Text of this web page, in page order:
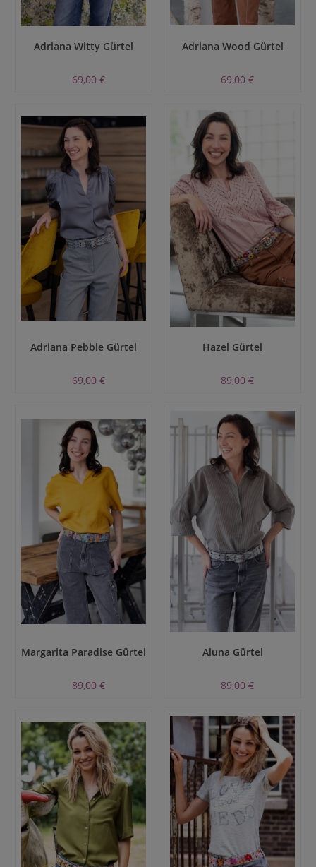
Adriana Witty Gürtel
69,00 €
Adriana Wood Gürtel
69,00 €
Adriana Pebble Gürtel
69,00 €
Hazel Gürtel
89,00 €
Margarita Paradise Gürtel
89,00 €
Aluna Gürtel
89,00 €